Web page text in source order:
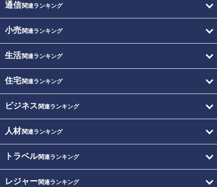
通信関連ランキング
小売関連ランキング
生活関連ランキング
住宅関連ランキング
ビジネス 関連ランキング
人材関連ランキング
トラベル関連ランキング
レジャー関連ランキング